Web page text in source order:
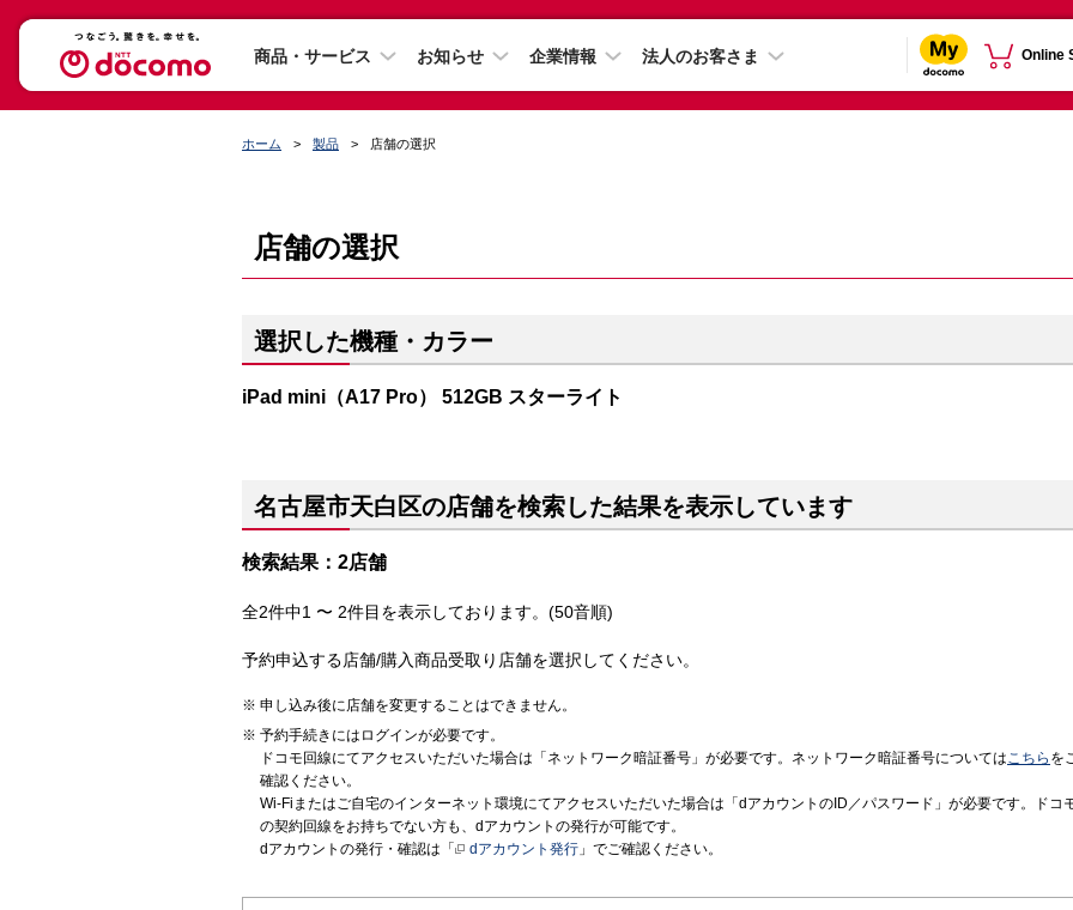
商品・サービス お知らせ 企業情報 法人のお客さま Online
ホーム 製品 店舗の選択
店舗の選択
選択した機種・カラー
iPad mini（A17 Pro） 512GB スターライト
名古屋市天白区の店舗を検索した結果を表示しています
検索結果：2店舗
全2件中1 〜 2件目を表示しております。(50音順)
予約申込する店舗/購入商品受取り店舗を選択してください。
申し込み後に店舗を変更することはできません。
予約手続きにはログインが必要です。
ドコモ回線にてアクセスいただいた場合は「ネットワーク暗証番号」が必要です。ネットワーク暗証番号についてはこちら を
確認ください。
Wi-Fiまたはご自宅のインターネット環境にてアクセスいただいた場合は「dアカウントのID／パスワード」が必要です。ドコ
の契約回線をお持ちでない方も、dアカウントの発行が可能です。
dアカウントの発行・確認は「
dアカウント発行 」でご確認ください。